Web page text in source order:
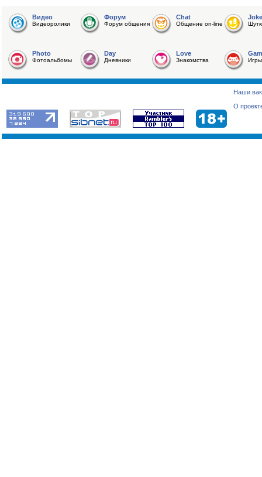
Видео
Видеоролики
Форум
Форум общения
Chat
Общение on-line
Joke
Photo
Фотоальбомы
Day
Дневники
Love
Знакомства Игры
Наши
О